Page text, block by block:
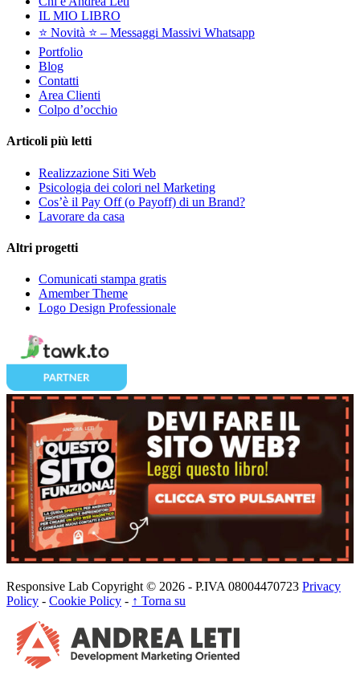
IL MIO LIBRO
⭐️ Novità ⭐️ – Messaggi Massivi Whatsapp
Portfolio
Blog
Contatti
Area Clienti
Colpo d’occhio
Articoli più letti
Realizzazione Siti Web
Psicologia dei colori nel Marketing
Cos’è il Pay Off (o Payoff) di un Brand?
Lavorare da casa
Altri progetti
Comunicati stampa gratis
Amember Theme
Logo Design Professionale
Responsive Lab Copyright © 2026 - P.IVA 08004470723 Privacy
Policy - Cookie Policy - ↑ Torna su